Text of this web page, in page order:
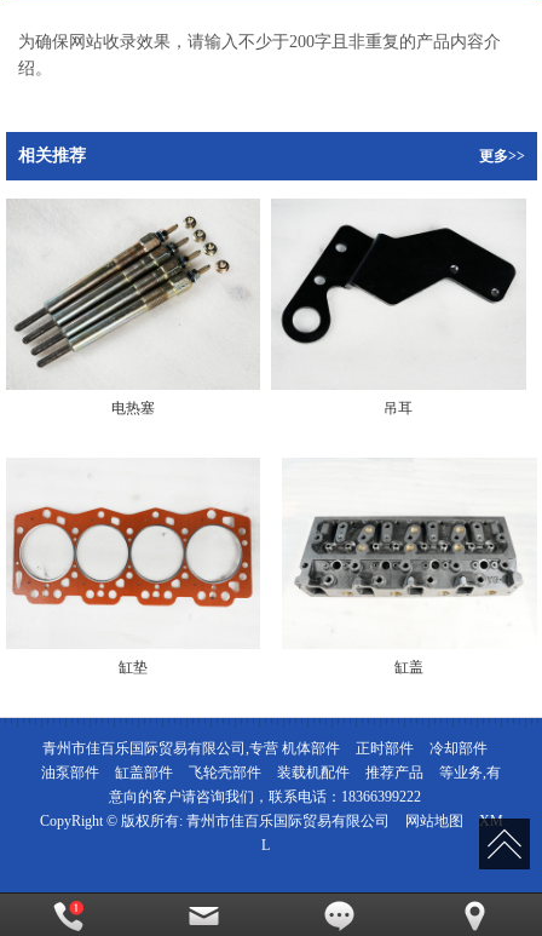
为确保网站收录效果，请输入不少于200字且非重复的产品内容介
绍。
相关推荐 更多>>
电热塞 吊耳
缸垫 缸盖
青州市佳百乐国际贸易有限公司,专营 机体部件 正时部件
冷却部件
油泵部件
缸盖部件 飞轮壳部件 装载机配件 推荐产品
等业务,有
意向的客户请咨询我们，联系电话： 18366399222
CopyRight © 版权所有: 青州市佳百乐国际贸易有限公司 网站地图
XM
L